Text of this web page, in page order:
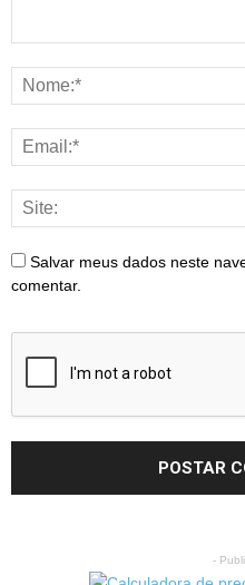
Salvar meus dados neste
comentar.
-